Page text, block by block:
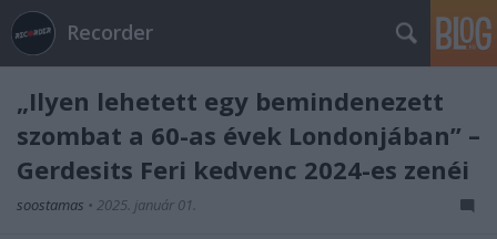
Recorder
„Ilyen lehetett egy bemindenezett
szombat a 60-as évek Londonjában” –
Gerdesits Feri kedvenc 2024-es zenéi
soostamas • 2025. január 01.